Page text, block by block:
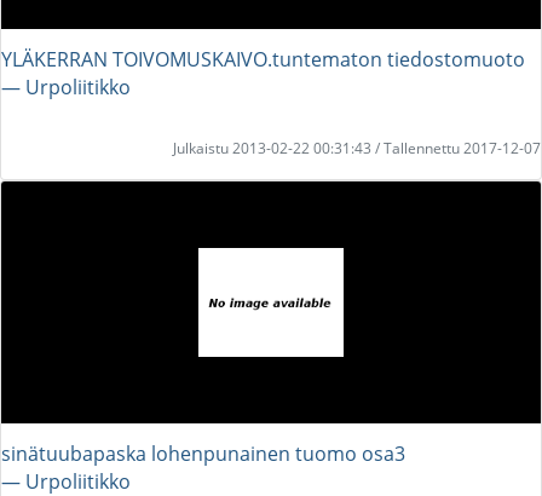
YLÄKERRAN TOIVOMUSKAIVO.tuntematon tiedostomuoto
― Urpoliitikko
Julkaistu 2013-02-22 00:31:43 / Tallennettu 2017-12-07
sinätuubapaska lohenpunainen tuomo osa3
― Urpoliitikko